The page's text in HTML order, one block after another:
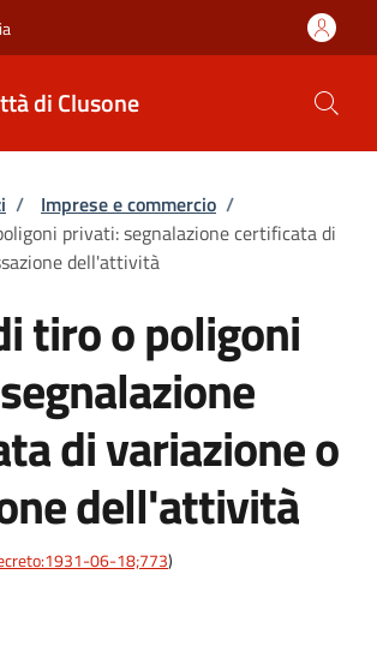
di Clusone
pane
/ Imprese e commercio /
privati: segnalazione certificata di
dell'attività
tiro o poligoni
di variazione o
dell'attività
06-18;773)